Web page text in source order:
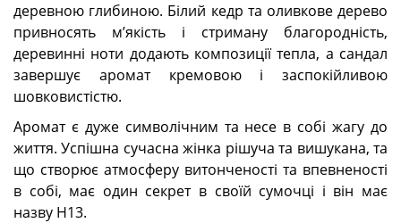
деревною глибиною. Білий кедр та оливкове дерево
привносять м’якість і стриману благородність,
деревинні ноти додають композиції тепла, а сандал
завершує аромат кремовою і заспокійливою
шовковистістю.
Аромат є дуже символічним та несе в собі жагу до
життя. Успішна сучасна жінка рішуча та вишукана, та
що створює атмосферу витонченості та впевненості
в собі, має один секрет в своїй сумочці і він має
назву Н13.